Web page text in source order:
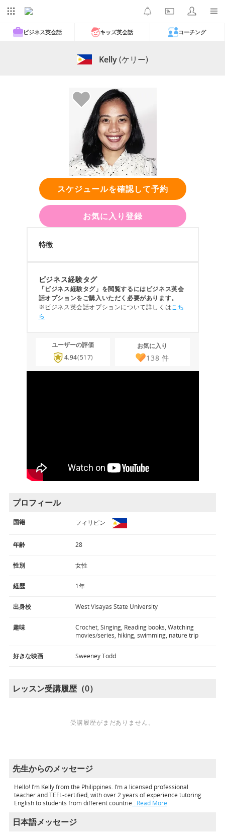
ビジネス英会話 キッズ英会話 コーチング
Kelly(ケリー)
スケジュールを確認して予約
お気に入り登録
特徴
ビジネス経験タグ
「ビジネス経験タグ」を閲覧するにはビジネス英会
話オプションをご購入いただく必要があります。
※ビジネス英会話オプションについて詳しくはこち
ら
ユーザーの評価
4.94(517)
お気に入り
138 件
プロフィール
国籍 フィリピン
年齢 28
性別 女性
経歴 1年
出身校 West Visayas State University
趣味
Crochet, Singing, Reading books, Watching
movies/series, hiking, swimming, nature trip
好きな映画 Sweeney Todd
レッスン受講履歴（0）
受講履歴がまだありません。
先生からのメッセージ
Hello! I’m Kelly from the Philippines. I’m a licensed professional
teacher and TEFL-certified, with over 2 years of experience tutoring
English to students from different countrie…Read More
日本語メッセージ